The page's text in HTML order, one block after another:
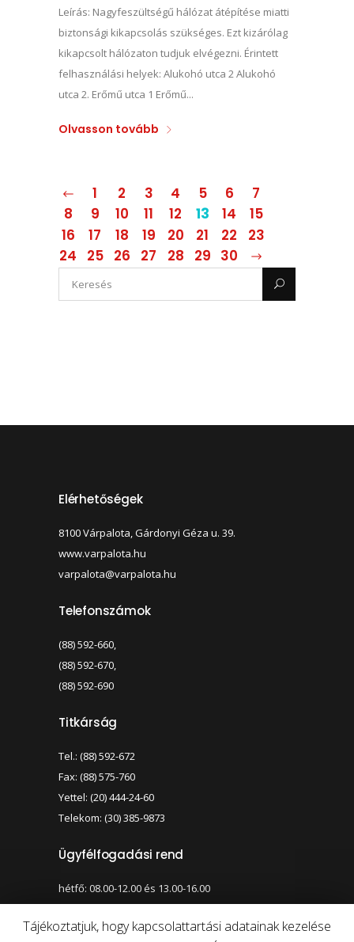
Leírás: Nagyfeszültségű hálózat átépítése miatti
biztonsági kikapcsolás szükséges. Ezt kizárólag
kikapcsolt hálózaton tudjuk elvégezni. Érintett
felhasználási helyek: Alukohó utca 2 Alukohó
utca 2. Erőmű utca 1 Erőmű...
Olvasson tovább
1 2 3 4 5 6
7
8
9 10 11 12 13 14
15
16
17 18 19 20 21 22
23
24
25 26 27 28 29 30
Elérhetőségek
8100 Várpalota, Gárdonyi Géza u. 39.
www.varpalota.hu
varpalota@varpalota.hu
Telefonszámok
(88) 592-660,
(88) 592-670,
(88) 592-690
Titkárság
Tel.: (88) 592-672
Fax: (88) 575-760
Yettel: (20) 444-24-60
Telekom: (30) 385-9873
Ügyfélfogadási rend
hétfő: 08.00-12.00 és 13.00-16.00
szerda: 08.00-12.00 és 13.00-17.00
Tájékoztatjuk, hogy kapcsolattartási adatainak kezelése